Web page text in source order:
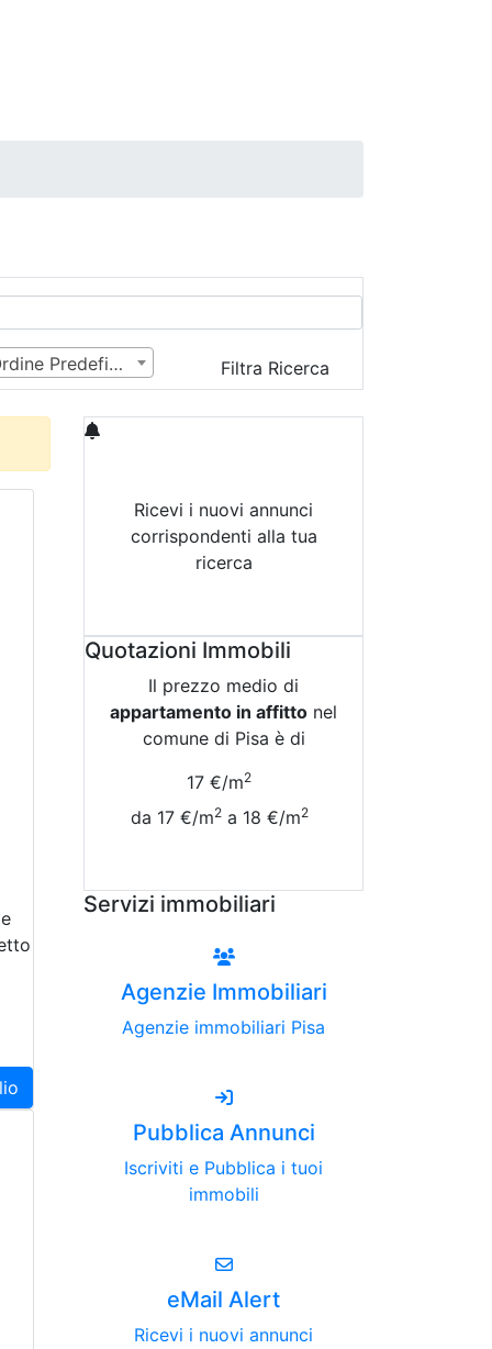
Ordine Predefinito Filtra Ricerca
Ricevi i nuovi annunci
corrispondenti alla tua
ricerca
Quotazioni Immobili
Il prezzo medio di
appartamento in affitto nel
comune di Pisa è di
17 €/m2
da 17 €/m2a 18 €/m2
Servizi immobiliari
Agenzie Immobiliari
Agenzie immobiliari Pisa
Pubblica Annunci
Iscriviti e Pubblica i tuoi
immobili
eMail Alert
Ricevi i nuovi annunci